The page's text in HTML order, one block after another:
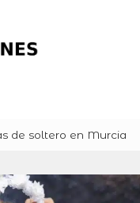
de soltero en Murcia